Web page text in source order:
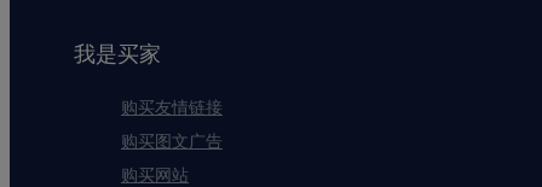
我是买家
购买友情链接
购买图文广告
购买网站